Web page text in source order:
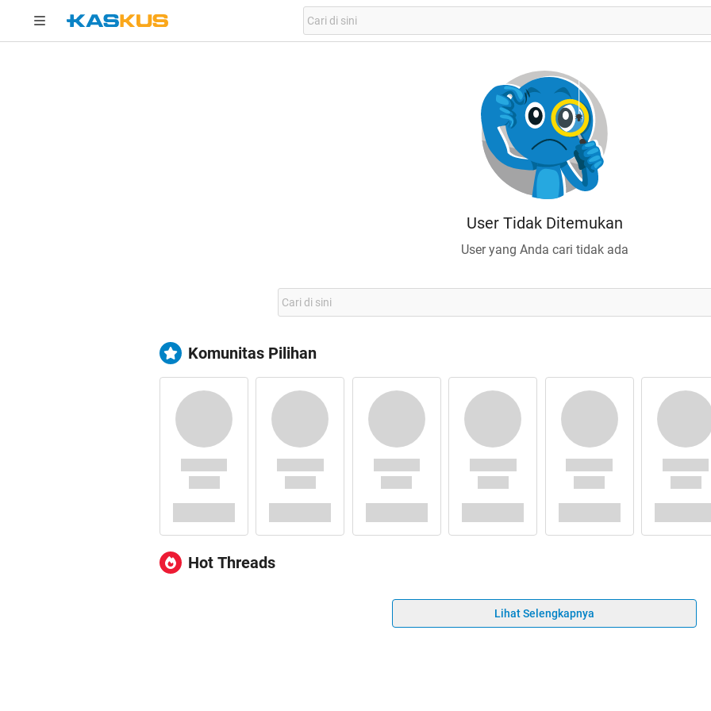
User Tidak Ditemukan
User yang Anda cari tidak ada
Komunitas Pilihan
Hot Threads
Lihat Selengkapnya